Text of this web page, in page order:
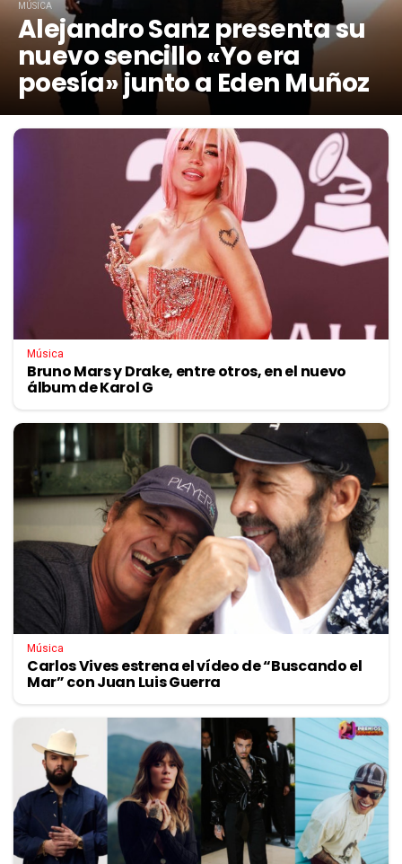
MÚSICA
Alejandro Sanz presenta su
nuevo sencillo «Yo era
poesía» junto a Eden Muñoz
Música
Bruno Mars y Drake, entre otros, en el nuevo
álbum de Karol G
Música
Carlos Vives estrena el vídeo de “Buscando el
Mar” con Juan Luis Guerra